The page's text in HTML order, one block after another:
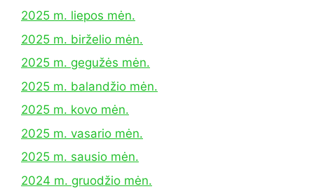
2025 m. liepos mėn.
2025 m. birželio mėn.
2025 m. gegužės mėn.
2025 m. balandžio mėn.
2025 m. kovo mėn.
2025 m. vasario mėn.
2025 m. sausio mėn.
2024 m. gruodžio mėn.